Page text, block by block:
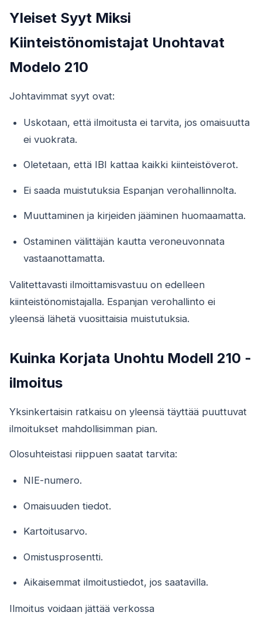
Yleiset Syyt Miksi
Kiinteistönomistajat Unohtavat
Modelo 210
Johtavimmat syyt ovat:
Uskotaan, että ilmoitusta ei tarvita, jos omaisuutta
ei vuokrata.
Oletetaan, että IBI kattaa kaikki kiinteistöverot.
Ei saada muistutuksia Espanjan verohallinnolta.
Muuttaminen ja kirjeiden jääminen huomaamatta.
Ostaminen välittäjän kautta veroneuvonnata
vastaanottamatta.
Valitettavasti ilmoittamisvastuu on edelleen
kiinteistönomistajalla. Espanjan verohallinto ei
yleensä lähetä vuosittaisia muistutuksia.
Kuinka Korjata Unohtu Modell 210 -
ilmoitus
Yksinkertaisin ratkaisu on yleensä täyttää puuttuvat
ilmoitukset mahdollisimman pian.
Olosuhteistasi riippuen saatat tarvita:
NIE-numero.
Omaisuuden tiedot.
Kartoitusarvo.
Omistusprosentti.
Aikaisemmat ilmoitustiedot, jos saatavilla.
Ilmoitus voidaan jättää verkossa